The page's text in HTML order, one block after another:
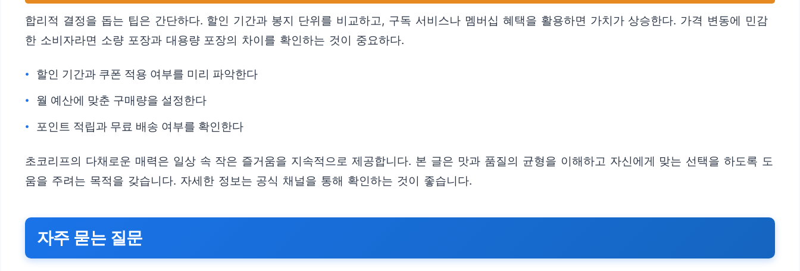
합리적 결정을 돕는 팁은 간단하다. 할인 기간과 봉지 단위를 비교하고, 구독 서비스나 멤버십 혜택을 활용하면 가치가 상승한다. 가격 변동에 민감
한 소비자라면 소량 포장과 대용량 포장의 차이를 확인하는 것이 중요하다.
할인 기간과 쿠폰 적용 여부를 미리 파악한다
월 예산에 맞춘 구매량을 설정한다
포인트 적립과 무료 배송 여부를 확인한다
초코리프의 다채로운 매력은 일상 속 작은 즐거움을 지속적으로 제공합니다. 본 글은 맛과 품질의 균형을 이해하고 자신에게 맞는 선택을 하도록 도
움을 주려는 목적을 갖습니다. 자세한 정보는 공식 채널을 통해 확인하는 것이 좋습니다.
자주 묻는 질문